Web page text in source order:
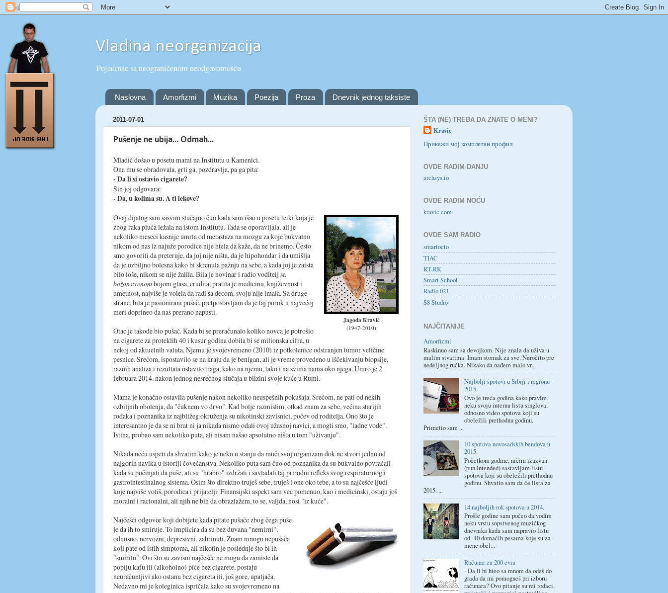
Vladina neorganizacija
Pojedinac sa neograničenom neodgovornošću
Naslovna Amorfizmi Muzika Poezija Proza Dnevnik jednog taksiste
2011-07-01
Pušenje ne ubija... Odmah...
Mladić došao u posetu mami na Institutu u Kamenici.
Ona mu se obradovala, grli ga, pozdravlja, pa ga pita:
- Da li si ostavio cigarete?
Sin joj odgovara:
- Da, u kolima su. A ti lekove?
Jagoda Kravić
(1947-2010)
Ovaj dijalog sam sasvim slučajno čuo kada sam išao u posetu tetki koja je
zbog raka pluća ležala na istom Institutu. Tada se oporavljala, ali je
nekoliko meseci kasnije umrla od metastaza na mozgu za koje bukvalno
nikom od nas iz najuže porodice nije htela da kaže, da ne brinemo. Često
smo govorili da preteruje, da joj nije ništa, da je hipohondar i da umišlja
da je ozbiljno bolesna kako bi skrenula pažnju na sebe, a kada joj je zaista
bilo loše, nikom se nije žalila. Bila je novinar i radio voditelj sa
božanstvenombojom glasa, erudita, pratila je medicinu, književnost i
umetnost, najviše je volela da radi sa decom, svoju nije imala. Sa druge
strane, bila je pasionirani pušač, pretpostavljam da je taj porok u najvećoj
meri doprineo da nas prerano napusti.
Otac je takođe bio pušač. Kada bi se preračunalo koliko novca je potrošio
na cigarete za proteklih 40 i kusur godina dobila bi se milionska cifra, u
nekoj od aktuelnih valuta. Njemu je svojevremeno (2010) iz potkolenice odstranjen tumor veličine
pesnice. Srećom, ispostavilo se na kraju da je benigan, ali je vreme provedeno u iščekivanju biopsije,
raznih analiza i rezultata ostavilo traga, kako na njemu, tako i na svima nama oko njega. Umro je 2.
februara 2014. nakon jednog nesrećnog slučaja u blizini svoje kuće u Rumi.
Mama je konačno ostavila pušenje nakon nekoliko neuspešnih pokušaja. Srećom, ne pati od nekih
ozbiljnih obolenja, da "čuknem vo drvo". Kad bolje razmislim, otkad znam za sebe, većina starijih
rođaka i poznanika iz najbližeg okruženja su nikotinski zavisnici, počev od roditelja. Ono što je
interesantno je da se ni brat ni ja nikada nismo odali ovoj užasnoj navici, a mogli smo, "ladne vode".
Istina, probao sam nekoliko puta, ali nisam našao apsolutno ništa u tom "uživanju".
Nikada neću uspeti da shvatim kako je neko u stanju da muči svoj organizam dok ne stvori jednu od
najgorih navika u istoriji čovečanstva. Nekoliko puta sam čuo od poznanika da su bukvalno povraćali
kada su počinjali da puše, ali su "hrabro" izdržali i savladali taj prirodni refleks svog respiratornog i
gastrointestinalnog sistema. Osim što direktno truješ sebe, truješ i one oko tebe, a to su najčešće ljudi
koje najviše voliš, porodica i prijatelji. Finansijski aspekt sam već pomenuo, kao i medicinski, ostaju još
moralni i racionalni, ali njih ne bih da obrazlažem, to se, valjda, nosi "iz kuće".
Najčešći odgovor koji dobijete kada pitate pušače zbog čega puše
je da ih to smiruje. To implicira da su bez duvana "nemirni",
odnosno, nervozni, depresivni, zabrinuti. Znam mnogo nepušača
koji pate od istih simptoma, ali nikotin je poslednje što bi ih
"smirilo". Ovi što su zavisni najčešće ne mogu da zamisle da
popiju kafu ili (alkoholno) piće bez cigarete, postaju
neuračunljivi ako ostanu bez cigareta ili, još gore, upaljača.
Nedavno mi je koleginica ispričala kako su svojevremeno na
ŠTA (NE) TREBA DA ZNATE O MENI?
Kravic
Прикажи мој комплетан профил
OVDE RADIM DANJU
archsys.io
OVDE RADIM NOĆU
kravic.com
OVDE SAM RADIO
smartocto
TIAC
RT-RK
Smart School
Radio 021
S8 Studio
NAJČITANIJE
Amorfizmi
Raskinuo sam sa devojkom. Nije znala da uživa u
malim stvarima. Imam stomak za sve. Naročito pre
nedeljnog ručka. Nikako da nađem malo vr...
Najbolji spotovi u Srbiji i regionu
2015.
Ovo je treća godina kako pravim
neku svoju internu listu singlova,
odnosno video spotova koji su
obeležili prethodnu godinu.
Primetio sam ...
10 spotova novosadskih bendova u
2015.
Početkom godine, ničim izazvan
(pun intended) sastavljam listu
spotova koji su obeležili prethodnu
godinu. Shvatio sam da će lista za
2015. ...
14 najboljih rok spotova u 2014.
Prošle godine sam počeo da vodim
neku vrstu sopstvenog muzičkog
dnevnika kada sam napravio listu
od 10 domaćih pesama koje su za
mene obel...
Računar za 200 evra
- Da li bi hteo sa mnom da odeš do
grada da mi pomogneš pri izboru
računara? Ovo pitanje su mi rođaci,